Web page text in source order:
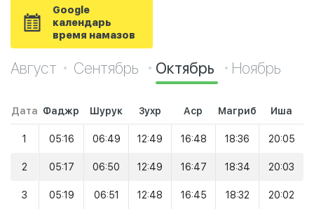
Google
календарь
время намазов
Август Сентябрь Октябрь Ноябрь
Дата Фаджр Шурук Зухр Аср Магриб Иша
1 05:16 06:49 12:49 16:48 18:36 20:05
2 05:17 06:50 12:49 16:47 18:34 20:03
3 05:19 06:51 12:48 16:45 18:32 20:02